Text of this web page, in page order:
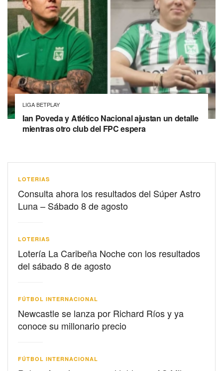
LIGA BETPLAY
Ian Poveda y Atlético Nacional ajustan un detalle
mientras otro club del FPC espera
LOTERIAS
Consulta ahora los resultados del Súper Astro
Luna – Sábado 8 de agosto
LOTERIAS
Lotería La Caribeña Noche con los resultados
del sábado 8 de agosto
FÚTBOL INTERNACIONAL
Newcastle se lanza por Richard Ríos y ya
conoce su millonario precio
FÚTBOL INTERNACIONAL